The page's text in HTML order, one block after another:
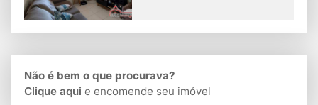
Não é bem o que procurava?
Clique aqui e encomende seu imóvel